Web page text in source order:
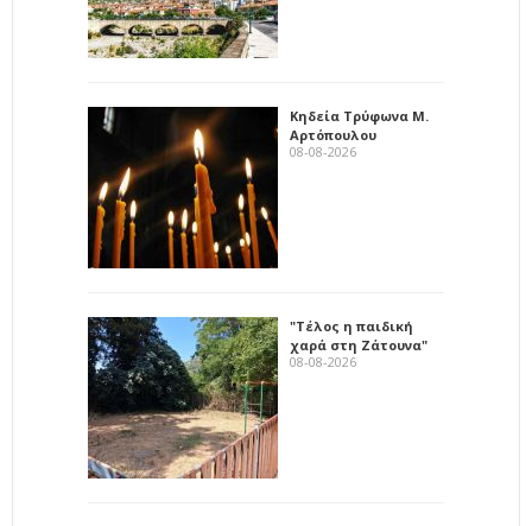
Κηδεία Τρύφωνα Μ.
Αρτόπουλου
08-08-2026
"Τέλος η παιδική
χαρά στη Ζάτουνα"
08-08-2026